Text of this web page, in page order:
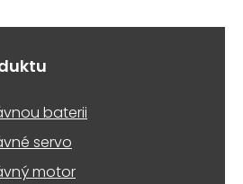
baterii
servo
motor